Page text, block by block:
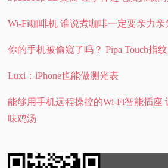
Wi-Fi咖啡机 谁说煮咖啡一定要亲力亲
你的手机被偷窥了吗？ Pipa Touch指
Luxi：iPhone也能做测光表
能够用手机远程操控的Wi-Fi智能插座
味鸡汤